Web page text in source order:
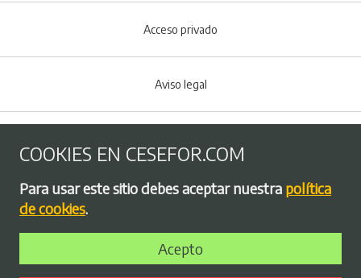
Menú del pie
Acceso privado
Aviso legal
Política de privacidad
Bolsa de empleo
COOKIES EN CESEFOR.COM
Para usar este sitio debes aceptar nuestra política
de cookies.
Acepto